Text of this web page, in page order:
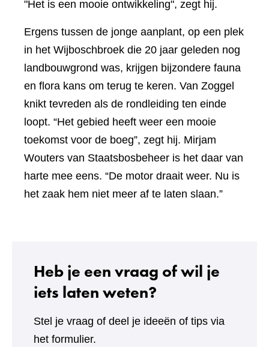
"Het is een mooie ontwikkeling", zegt hij.
Ergens tussen de jonge aanplant, op een plek
in het Wijboschbroek die 20 jaar geleden nog
landbouwgrond was, krijgen bijzondere fauna
en flora kans om terug te keren. Van Zoggel
knikt tevreden als de rondleiding ten einde
loopt. “Het gebied heeft weer een mooie
toekomst voor de boeg”, zegt hij. Mirjam
Wouters van Staatsbosbeheer is het daar van
harte mee eens. “De motor draait weer. Nu is
het zaak hem niet meer af te laten slaan.”
Heb je een vraag of wil je
iets laten weten?
Stel je vraag of deel je ideeën of tips via
het formulier.